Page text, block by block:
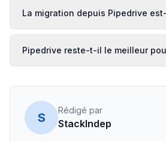
La migration depuis Pipedrive
Pipedrive reste-t-il le meilleur
S
Rédigé par
StackIndep